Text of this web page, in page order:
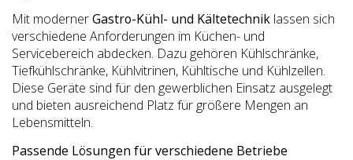
Mit modernerGastro-Kühl- und Kältetechnik lassen sich
verschiedene Anforderungen im Küchen- und
Servicebereich abdecken. Dazu gehören Kühlschränke,
Tiefkühlschränke, Kühlvitrinen, Kühltische und Kühlzellen.
Diese Geräte sind für den gewerblichen Einsatz ausgelegt
und bieten ausreichend Platz für größere Mengen an
Lebensmitteln.
Passende Lösungen für verschiedene Betriebe